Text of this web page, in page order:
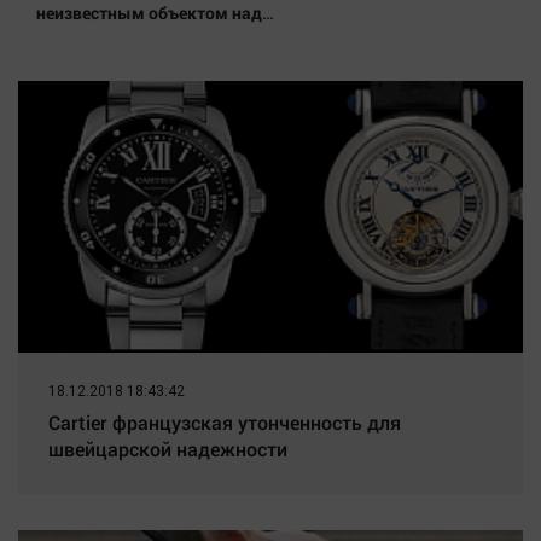
Последняя инстанция
Светская жизнь
Тенденции
Точка на карте
неизвестным объектом над
18.12.2018 18:43:42
Cartier французская утонченность для
швейцарской надежности